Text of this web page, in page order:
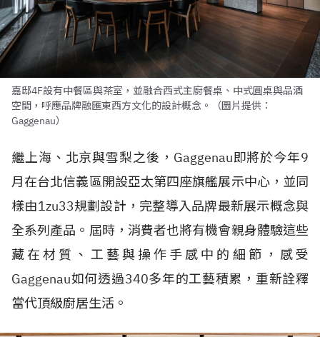
嘉邸4F設有中餐區與茶室，並融合西式主廚餐桌、中式圓桌與品酒
空間，呼應品牌融匯東西方文化的設計概念。（圖片提供：
Gaggenau）
繼上海、北京與雪梨之後，Gaggenau即將於今年9
月在台北信義區開設亞太第四座旗艦展示中心，並同
樣由1zu33規劃設計，完整導入品牌最新展示概念與
全系列產品。屆時，消費者也將有機會親身體驗這些
藏在材質、工藝與操作手感中的細節，感受
Gaggenau如何透過340多年的工藝積累，重新詮釋
當代頂級廚居生活。